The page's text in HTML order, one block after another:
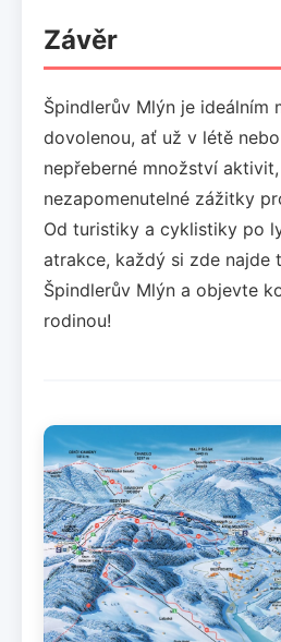
Závěr
Špindlerův Mlýn je ideálním
dovolenou, ať už v létě
nepřeberné množství
nezapomenutelné zážitky
Od turistiky a cyklistiky po
atrakce, každý si zde najde
Špindlerův Mlýn a objevte
rodinou!